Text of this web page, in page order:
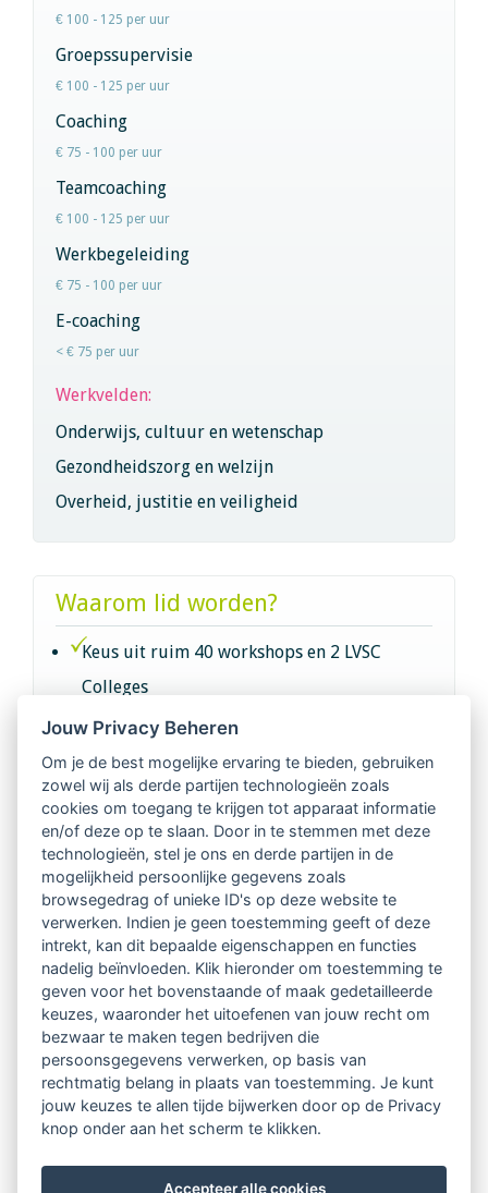
€ 100 - 125 per uur
Groepssupervisie
€ 100 - 125 per uur
Coaching
€ 75 - 100 per uur
Teamcoaching
€ 100 - 125 per uur
Werkbegeleiding
€ 75 - 100 per uur
E-coaching
< € 75 per uur
Werkvelden:
Onderwijs, cultuur en wetenschap
Gezondheidszorg en welzijn
Overheid, justitie en veiligheid
Waarom lid worden?
Keus uit ruim 40 workshops en 2 LVSC
Colleges
Intervisie met geregistreerde vakgenoten
Netwerk van 2100 professionals in 14
regio's
Vindbaar voor opdrachtgevers
Tijdschrift voor
Begeleidingskunde & kennisbank
Beroepsregistratie (LVSC keurmerk)
Lid worden van LVSC
Jouw Privacy Beheren
Om je de best mogelijke ervaring te bieden, gebruiken
zowel wij als derde partijen technologieën zoals
cookies om toegang te krijgen tot apparaat informatie
en/of deze op te slaan. Door in te stemmen met deze
technologieën, stel je ons en derde partijen in de
mogelijkheid persoonlijke gegevens zoals
browsegedrag of unieke ID's op deze website te
verwerken. Indien je geen toestemming geeft of deze
intrekt, kan dit bepaalde eigenschappen en functies
nadelig beïnvloeden. Klik hieronder om toestemming te
geven voor het bovenstaande of maak gedetailleerde
keuzes, waaronder het uitoefenen van jouw recht om
bezwaar te maken tegen bedrijven die
persoonsgegevens verwerken, op basis van
rechtmatig belang in plaats van toestemming. Je kunt
jouw keuzes te allen tijde bijwerken door op de Privacy
knop onder aan het scherm te klikken.
Accepteer alle cookies